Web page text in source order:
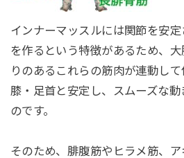
インナーマッスルには関節を安
を作るという特徴があるため、
りのあるこれらの筋肉が連動して
膝・足首と安定し、スムーズな
のです。
そのため、腓腹筋やヒラメ筋、